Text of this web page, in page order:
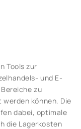
Tools zur
und E-
zu
können. Die
dabei, optimale
die Lagerkosten